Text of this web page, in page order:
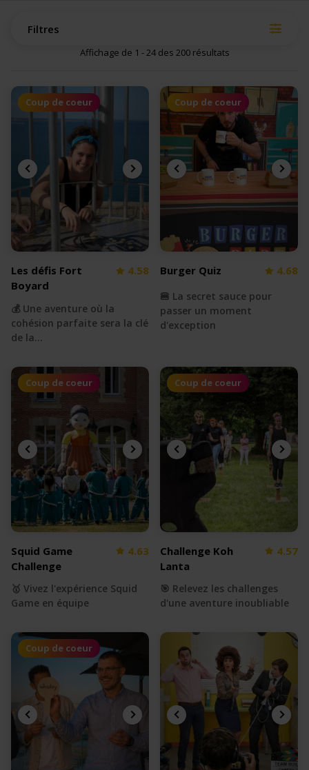
Filtres
Affichage de 1 - 24 des 200 résultats
Coup de coeur
Les défis Fort
Boyard
4.58
💰 Une aventure où la
cohésion parfaite sera la clé
de la…
Coup de coeur
Burger Quiz 4.68
🍔 La secret sauce pour
passer un moment
d'exception
Coup de coeur
Squid Game
Challenge
4.63
🥇 Vivez l'expérience Squid
Game en équipe
Coup de coeur
Challenge Koh
Lanta
4.57
🎯 Relevez les challenges
d'une aventure inoubliable
Coup de coeur